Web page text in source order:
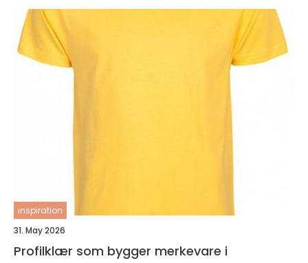
inspiration
31. May 2026
Profilklær som bygger merkevare i